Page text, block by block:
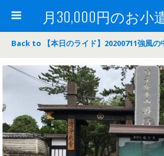
Back to 【本日のライド】20200711強風の